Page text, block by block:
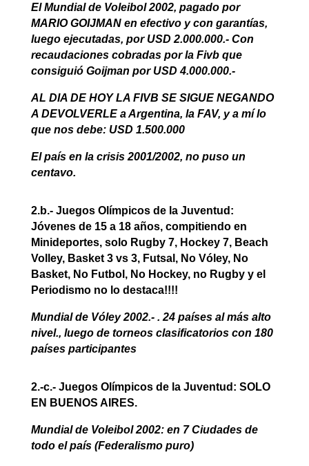
El Mundial de Voleibol 2002, pagado por
MARIO GOIJMAN en efectivo y con garantías,
luego ejecutadas, por USD 2.000.000.- Con
recaudaciones cobradas por la Fivb que
consiguió Goijman por USD 4.000.000.-
AL DIA DE HOY LA FIVB SE SIGUE NEGANDO
A DEVOLVERLE a Argentina, la FAV, y a mí lo
que nos debe: USD 1.500.000
El país en la crisis 2001/2002, no puso un
centavo.
2.b.- Juegos Olímpicos de la Juventud:
Jóvenes de 15 a 18 años, compitiendo en
Minideportes, solo Rugby 7, Hockey 7, Beach
Volley, Basket 3 vs 3, Futsal, No Vóley, No
Basket, No Futbol, No Hockey, no Rugby y el
Periodismo no lo destaca!!!!
Mundial de Vóley 2002.- . 24 países al más alto
nivel., luego de torneos clasificatorios con 180
países participantes
2.-c.- Juegos Olímpicos de la Juventud: SOLO
EN BUENOS AIRES.
Mundial de Voleibol 2002: en 7 Ciudades de
todo el país (Federalismo puro)